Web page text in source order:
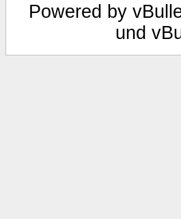
Powered by
und